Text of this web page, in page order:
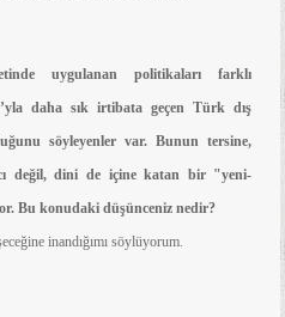
uygulanan politikaları farklı
daha sık irtibata geçen Türk dış
söyleyenler var. Bunun tersine,
değil, dini de içine katan bir "yeni-
Bu konudaki düşünceniz nedir?
inandığımı söylüyorum.